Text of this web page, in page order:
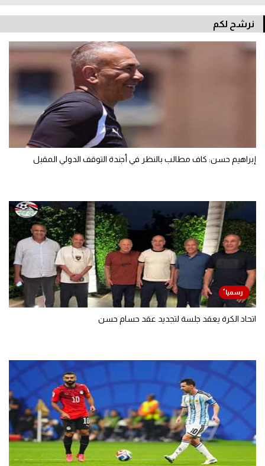
نرشح لكم
إبراهيم حسن: كاف مطالب بالنظر في أجندة التوقف الدولي المقبل
اتحاد الكرة يعقد جلسة لتجديد عقد حسام حسن